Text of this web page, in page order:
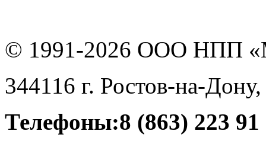
© 1991-2026 ООО НПП «
344116 г. Ростов-на-Дону
Телефоны:8 (863) 223 91